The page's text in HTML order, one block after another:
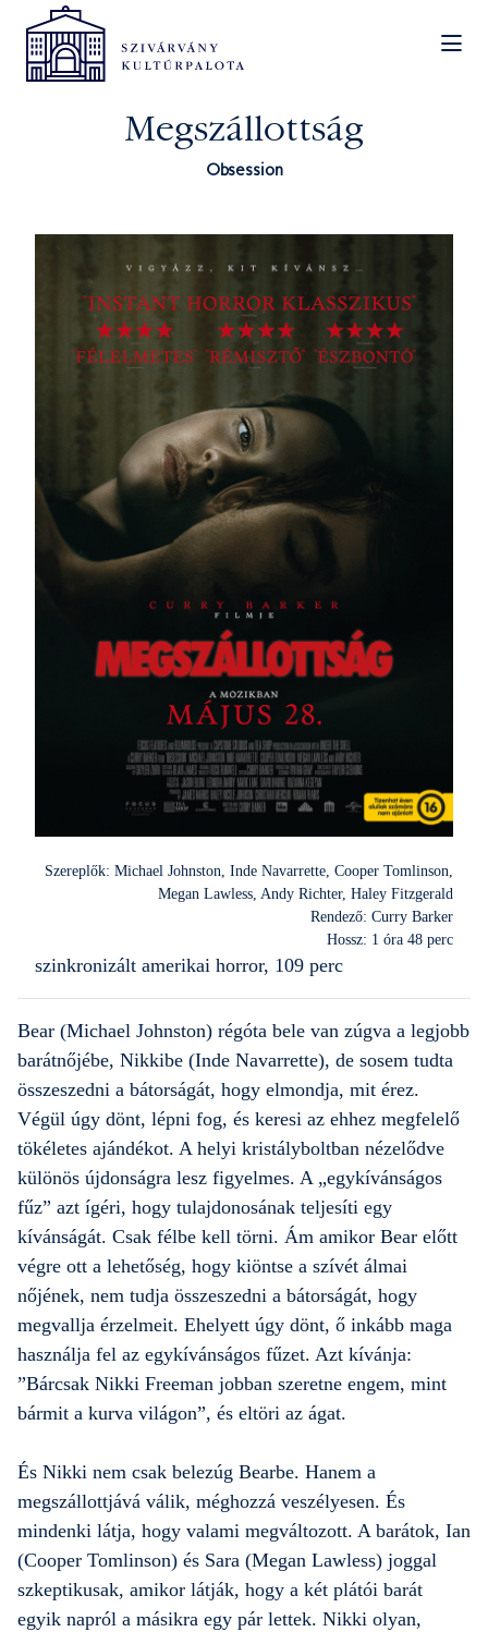
Megszállottság
Obsession
Szereplők: Michael Johnston, Inde Navarrette, Cooper Tomlinson,
Megan Lawless, Andy Richter, Haley Fitzgerald
Rendező: Curry Barker
Hossz: 1 óra 48 perc
szinkronizált amerikai horror, 109 perc
Bear (Michael Johnston) régóta bele van zúgva a legjobb
barátnőjébe, Nikkibe (Inde Navarrette), de sosem tudta
összeszedni a bátorságát, hogy elmondja, mit érez.
Végül úgy dönt, lépni fog, és keresi az ehhez megfelelő
tökéletes ajándékot. A helyi kristályboltban nézelődve
különös újdonságra lesz figyelmes. A „egykívánságos
fűz” azt ígéri, hogy tulajdonosának teljesíti egy
kívánságát. Csak félbe kell törni. Ám amikor Bear előtt
végre ott a lehetőség, hogy kiöntse a szívét álmai
nőjének, nem tudja összeszedni a bátorságát, hogy
megvallja érzelmeit. Ehelyett úgy dönt, ő inkább maga
használja fel az egykívánságos fűzet. Azt kívánja:
”Bárcsak Nikki Freeman jobban szeretne engem, mint
bármit a kurva világon”, és eltöri az ágat.
És Nikki nem csak belezúg Bearbe. Hanem a
megszállottjává válik, méghozzá veszélyesen. És
mindenki látja, hogy valami megváltozott. A barátok, Ian
(Cooper Tomlinson) és Sara (Megan Lawless) joggal
szkeptikusak, amikor látják, hogy a két plátói barát
egyik napról a másikra egy pár lettek. Nikki olyan,